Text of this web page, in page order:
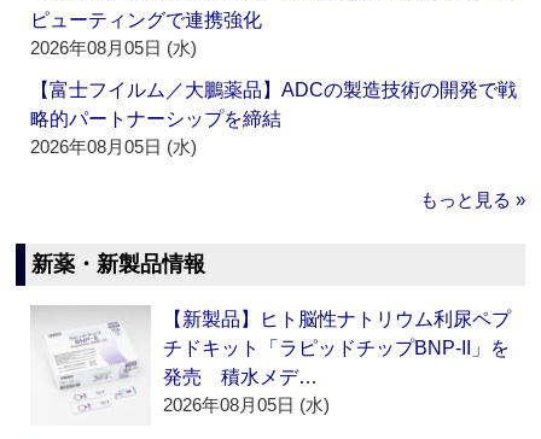
ピューティングで連携強化
2026年08月05日 (水)
【富士フイルム／大鵬薬品】ADCの製造技術の開発で戦
略的パートナーシップを締結
2026年08月05日 (水)
もっと見る »
新薬・新製品情報
【新製品】ヒト脳性ナトリウム利尿ペプ
チドキット「ラピッドチップBNP-II」を
発売 積水メデ…
2026年08月05日 (水)